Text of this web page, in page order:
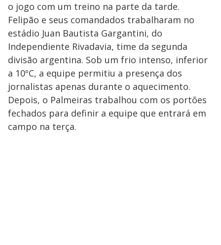
o jogo com um treino na parte da tarde.
Felipão e seus comandados trabalharam no
estádio Juan Bautista Gargantini, do
Independiente Rivadavia, time da segunda
divisão argentina. Sob um frio intenso, inferior
a 10ºC, a equipe permitiu a presença dos
jornalistas apenas durante o aquecimento.
Depois, o Palmeiras trabalhou com os portões
fechados para definir a equipe que entrará em
campo na terça.